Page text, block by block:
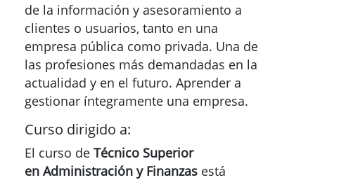
de la información y asesoramiento a
clientes o usuarios, tanto en una
empresa pública como privada. Una de
las profesiones más demandadas en la
actualidad y en el futuro. Aprender a
gestionar íntegramente una empresa.
Curso dirigido a:
El curso de Técnico Superior
en Administración y Finanzas está